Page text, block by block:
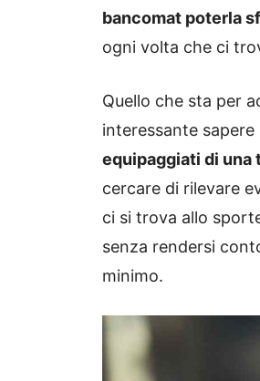
bancomat poterla
ogni volta che ci
Quello che sta per
interessante
equipaggiati di una
cercare di rilevare
ci si trova allo
senza rendersi
minimo.